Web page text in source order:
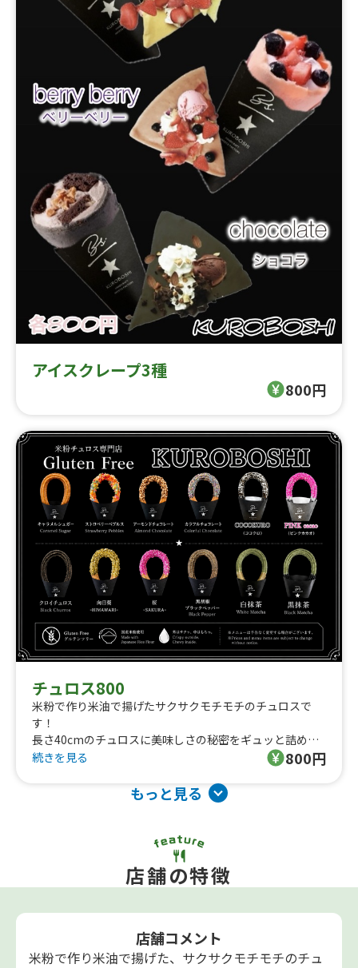
アイスクレープ3種
800円
チュロス800
米粉で作り米油で揚げたサクサクモチモチのチュロスで
す！
長さ40cmのチュロスに美味しさの秘密をギュッと詰め込
んでいます。
人を笑顔にする特別なチュロスです！
続きを見る
800円
もっと見る
店舗の特徴
店舗コメント
米粉で作り米油で揚げた、サクサクモチモチのチュ